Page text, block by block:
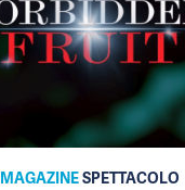
MAGAZINESPETTACOLO